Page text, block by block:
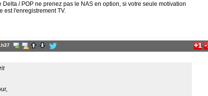
/ POP ne prenez pas le NAS en option, si votre seule motivation
est l'enregistrement TV.